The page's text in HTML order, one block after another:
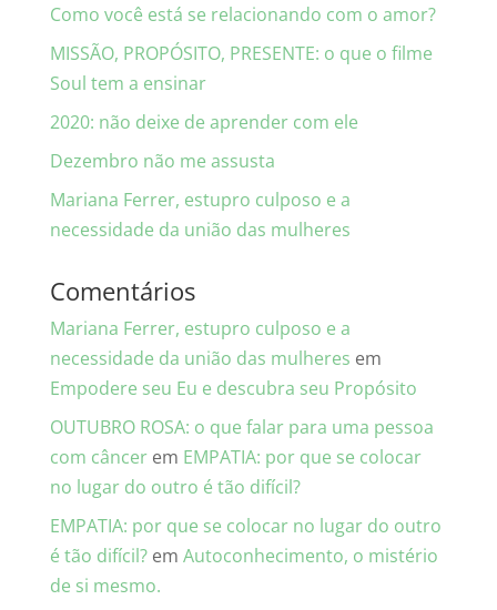
Como você está se relacionando com o amor?
MISSÃO, PROPÓSITO, PRESENTE: o que o filme
Soul tem a ensinar
2020: não deixe de aprender com ele
Dezembro não me assusta
Mariana Ferrer, estupro culposo e a
necessidade da união das mulheres
Comentários
Mariana Ferrer, estupro culposo e a
necessidade da união das mulheres em
Empodere seu Eu e descubra seu Propósito
OUTUBRO ROSA: o que falar para uma pessoa
com câncerem EMPATIA: por que se colocar
no lugar do outro é tão difícil?
EMPATIA: por que se colocar no lugar do outro
é tão difícil?em Autoconhecimento, o mistério
de si mesmo.